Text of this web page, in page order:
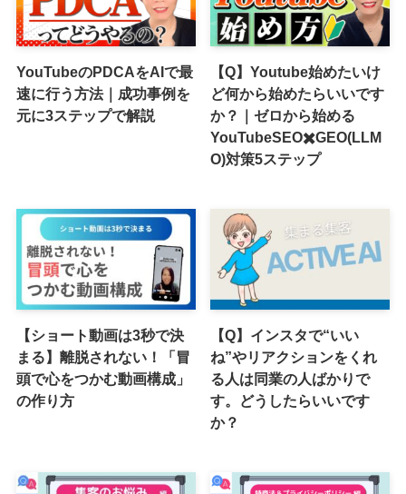
YouTubeのPDCAをAIで最
速に行う方法｜成功事例を
元に3ステップで解説
【Q】Youtube始めたいけ
ど何から始めたらいいです
か？｜ゼロから始める
YouTubeSEO✖️GEO(LLM
O)対策5ステップ
【ショート動画は3秒で決
まる】離脱されない！「冒
頭で心をつかむ動画構成」
の作り方
【Q】インスタで“いい
ね”やリアクションをくれ
る人は同業の人ばかりで
す。どうしたらいいです
か？